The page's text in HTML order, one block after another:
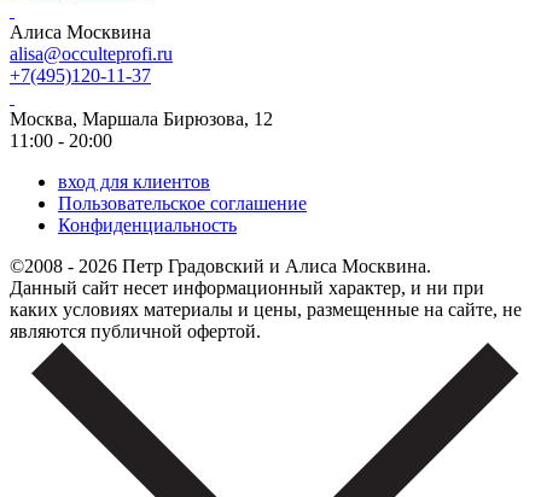
Алиса Москвина
alisa@occulteprofi.ru
+7(495)120-11-37
Москва, Маршала Бирюзова, 12
11:00 - 20:00
вход для клиентов
Пользовательское соглашение
Конфиденциальность
©2008 - 2026 Петр Градовский и Алиса Москвина.
Данный сайт несет информационный характер, и ни при
каких условиях материалы и цены, размещенные на сайте, не
являются публичной офертой.